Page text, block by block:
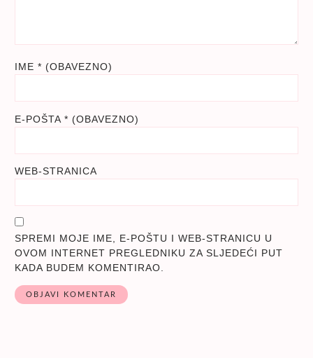
IME * (OBAVEZNO)
E-POŠTA * (OBAVEZNO)
WEB-STRANICA
SPREMI MOJE IME, E-POŠTU I WEB-STRANICU U
OVOM INTERNET PREGLEDNIKU ZA SLJEDEĆI PUT
KADA BUDEM KOMENTIRAO.